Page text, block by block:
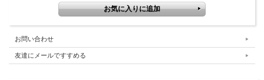
お問い合わせ
友達にメールですすめる